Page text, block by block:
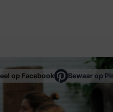
op Facebook Bewaar op